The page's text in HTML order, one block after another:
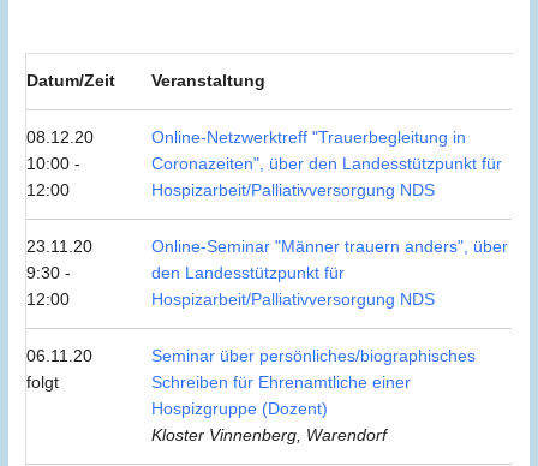
Datum/Zeit Veranstaltung
08.12.20
10:00 -
12:00
Online-Netzwerktreff "Trauerbegleitung in
Coronazeiten", über den Landesstützpunkt für
Hospizarbeit/Palliativversorgung NDS
23.11.20
9:30 -
12:00
Online-Seminar "Männer trauern anders", über
den Landesstützpunkt für
Hospizarbeit/Palliativversorgung NDS
06.11.20
folgt
Seminar über persönliches/biographisches
Schreiben für Ehrenamtliche einer
Hospizgruppe (Dozent)
Kloster Vinnenberg, Warendorf